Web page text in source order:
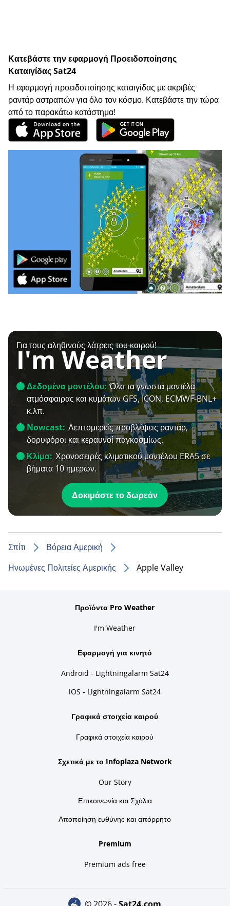
Κατεβάστε την εφαρμογή Προειδοποίησης
Καταιγίδας Sat24
Η εφαρμογή προειδοποίησης καταιγίδας με ακριβές
ραντάρ αστραπών για όλο τον κόσμο. Κατεβάστε την τώρα
από το παρακάτω κατάστημα!
Για τους αληθινούς λάτρεις του καιρού!
I'm Weather
Δεδομένα μοντέλου: Όλα τα γνωστά μοντέλα
ατμόσφαιρας και κυμάτων GFS, ICON, ECMWF-BNL+
κ.λπ.
Nowcast: Λεπτομερείς προβλέψεις ραντάρ,
δορυφόροι και κεραυνοί παγκοσμίως.
Κλίμα: Χρονοσειρές κλιματικού μοντέλου ERA5 σε
βήματα 10 ημερών.
Δοκιμάστε το δωρεάν
Σπίτι
Βόρεια Αμερική
Ηνωμένες Πολιτείες Αμερικής
Apple Valley
Προϊόντα Pro Weather
I'm Weather
Εφαρμογή για κινητό
Android - Lightningalarm Sat24
iOS - Lightningalarm Sat24
Γραφικά στοιχεία καιρού
Γραφικά στοιχεία καιρού
Σχετικά με το Infoplaza Network
Our Story
Επικοινωνία και Σχόλια
Αποποίηση ευθύνης και απόρρητο
Premium
Premium ads free